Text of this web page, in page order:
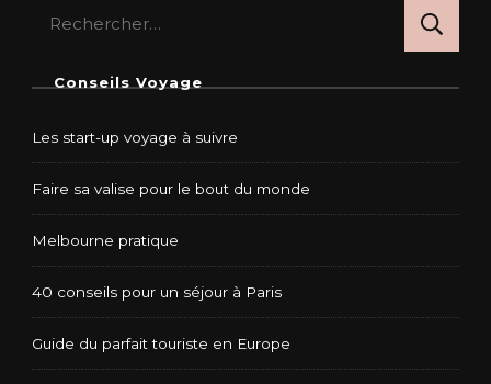
Conseils Voyage
Les start-up voyage à suivre
Faire sa valise pour le bout du monde
Melbourne pratique
40 conseils pour un séjour à Paris
Guide du parfait touriste en Europe